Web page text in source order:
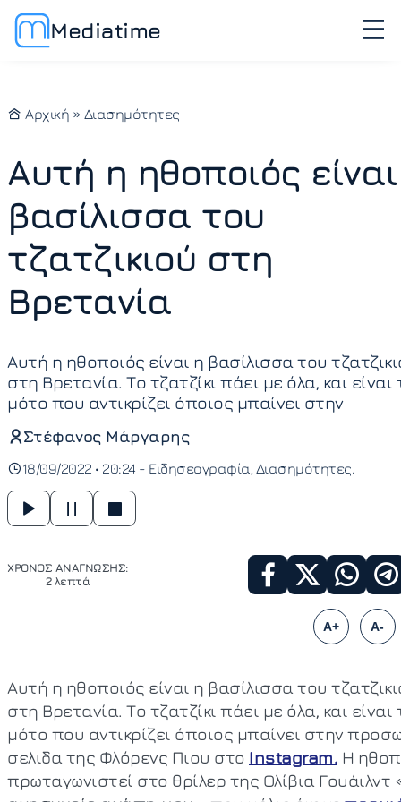
Mediatime
Αρχική » Διασημότητες
Αυτή η ηθοποιός
βασίλισσα του
τζατζικιού στη
Βρετανία
Αυτή η ηθοποιός είναι η βασίλισσα του
στη Βρετανία. Το τζατζίκι πάει με όλα, και είναι
μότο που αντικρίζει όποιος μπαίνει στην
Στέφανος Μάργαρης
18/09/2022 • 20:24 - Ειδησεογραφία Διασημότητες
ΧΡΟΝΟΣ ΑΝΑΓΝΩΣΗΣ:
2 λεπτά
A+ A-
Αυτή η ηθοποιός είναι η βασίλισσα του
στη Βρετανία. Το τζατζίκι πάει με όλα, και είναι
μότο που αντικρίζει όποιος μπαίνει στην
σελιδα της Φλόρενς Πιου στο Instagram. Η
πρωταγωνιστεί στο θρίλερ της Ολίβια Γουάιλντ